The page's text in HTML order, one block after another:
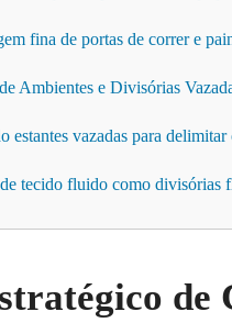
fina de portas de correr e
Ambientes e Divisórias
estantes vazadas para delimitar
tecido fluido como divisórias
de